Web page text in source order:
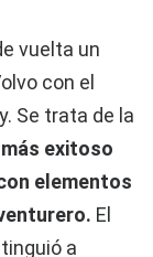
vuelta un
con el
Se trata de la
exitoso
elementos
El
a